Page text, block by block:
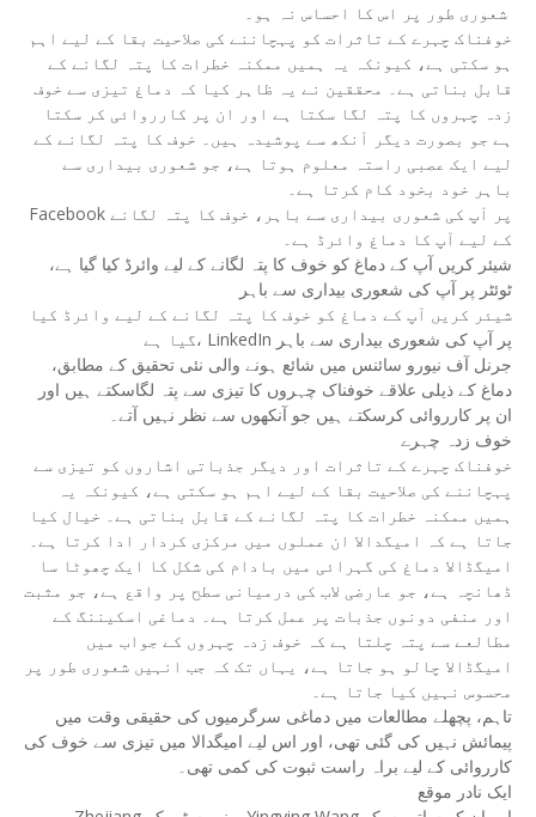
خوفناک چہرے کے تاثرات کو پہچاننے کی صلاحیت بقا کے لیے اہم
ہو سکتی ہے، کیونکہ یہ ہمیں ممکنہ خطرات کا پتہ لگانے کے
قابل بناتی ہے۔ محققین نے یہ ظاہر کیا کہ دماغ تیزی سے خوف
زدہ چہروں کا پتہ لگا سکتا ہے اور ان پر کارروائی کر سکتا
ہے جو بصورت دیگر آنکھ سے پوشیدہ ہیں۔ خوف کا پتہ لگانے کے
لیے ایک عصبی راستہ معلوم ہوتا ہے، جو شعوری بیداری سے
باہر خود بخود کام کرتا ہے۔
Facebook پر آپ کی شعوری بیداری سے باہر، خوف کا پتہ لگانے
کے لیے آپ کا دماغ وائرڈ ہے۔
شیئر کریں آپ کے دماغ کو خوف کا پتہ لگانے کے لیے وائرڈ کیا گیا ہے،
ٹوئٹر پر آپ کی شعوری بیداری سے باہر
شیئر کریں آپ کے دماغ کو خوف کا پتہ لگانے کے لیے وائرڈ کیا
گیا ہے، LinkedIn پر آپ کی شعوری بیداری سے باہر
جرنل آف نیورو سائنس میں شائع ہونے والی نئی تحقیق کے مطابق،
دماغ کے ذیلی علاقے خوفناک چہروں کا تیزی سے پتہ لگاسکتے ہیں اور
ان پر کارروائی کرسکتے ہیں جو آنکھوں سے نظر نہیں آتے۔
خوف زدہ چہرے
خوفناک چہرے کے تاثرات اور دیگر جذباتی اشاروں کو تیزی سے
پہچاننے کی صلاحیت بقا کے لیے اہم ہو سکتی ہے، کیونکہ یہ
ہمیں ممکنہ خطرات کا پتہ لگانے کے قابل بناتی ہے۔ خیال کیا
جاتا ہے کہ امیگدالا ان عملوں میں مرکزی کردار ادا کرتا ہے۔
امیگڈالا دماغ کی گہرائی میں بادام کی شکل کا ایک چھوٹا سا
ڈھانچہ ہے، جو عارضی لاب کی درمیانی سطح پر واقع ہے، جو مثبت
اور منفی دونوں جذبات پر عمل کرتا ہے۔ دماغی اسکیننگ کے
مطالعے سے پتہ چلتا ہے کہ خوف زدہ چہروں کے جواب میں
امیگڈالا چالو ہو جاتا ہے، یہاں تک کہ جب انہیں شعوری طور پر
محسوس نہیں کیا جاتا ہے۔
تاہم، پچھلے مطالعات میں دماغی سرگرمیوں کی حقیقی وقت میں
پیمائش نہیں کی گئی تھی، اور اس لیے امیگدالا میں تیزی سے خوف کی
کارروائی کے لیے براہ راست ثبوت کی کمی تھی۔
ایک نادر موقع